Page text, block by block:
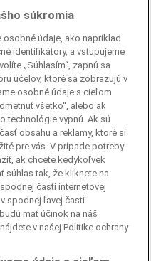
súkromia
osobné údaje, ako napríklad
identifikátory, a vstupujeme
„Súhlasím“, zapnú sa
účelov, ktoré sa zobrazujú v
osobné údaje s cieľom
všetko“, alebo ak
technológie vypnú. Ak sú
obsahu a reklamy, ktoré si
pre vás. V prípade potreby
ak chcete kedykoľvek
súhlas tak, že kliknete na
časti internetovej
spodnej ľavej časti
mať účinok na náš
v našej Politike ochrany